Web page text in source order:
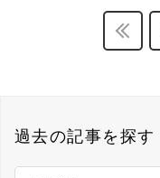
過去の記事を探す